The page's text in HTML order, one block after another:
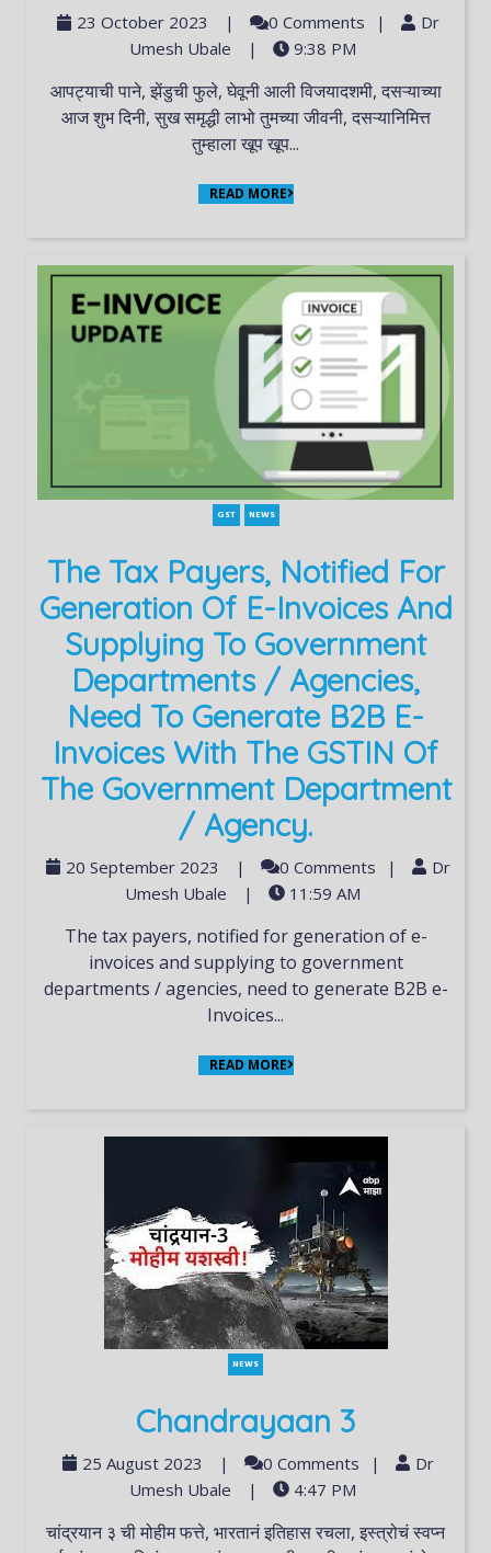
23 October 2023 | 0 Comments |
Dr
Umesh Ubale
| 9:38 PM
आपट्याची पाने, झेंडुची फुले, घेवूनी आली विजयादशमी, दसऱ्याच्या
आज शुभ दिनी, सुख समृद्धी लाभो तुमच्या जीवनी, दसऱ्यानिमित्त
तुम्हाला खूप खूप...
READ MORE
GST NEWS
The Tax Payers, Notified For
Generation Of E-Invoices And
Supplying To Government
Departments / Agencies,
Need To Generate B2B E-
Invoices With The GSTIN Of
The Government Department
/ Agency.
20 September 2023 | 0 Comments |
Dr
Umesh Ubale
| 11:59 AM
The tax payers, notified for generation of e-
invoices and supplying to government
departments / agencies, need to generate B2B e-
Invoices...
READ MORE
NEWS
Chandrayaan 3
25 August 2023 | 0 Comments |
Dr
Umesh Ubale
| 4:47 PM
चांद्रयान ३ ची मोहीम फत्ते, भारतानं इतिहास रचला, इस्त्रोचं स्वप्न